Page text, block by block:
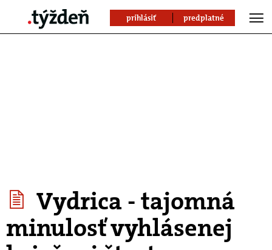
prihlásiť predplatné
Vydrica - tajomná
minulosť vyhlásenej